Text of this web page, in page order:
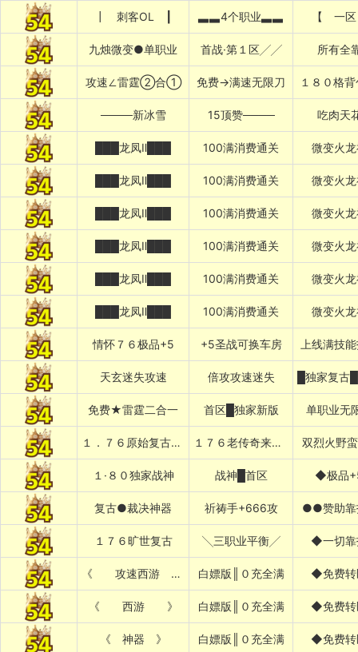
┃ 刺客OL ┃ ▃▃4个职业▃▃ 【 一
九烛微变●单职业 首战·第１区╱╱ 所有全
攻速∠雷霆②合① 免费→满速无限刀 １８０格
────新冰雪 15顶赞──── 吃肉天
███龙凤Ⅱ███ 100满消费通关 微变火
███龙凤Ⅱ███ 100满消费通关 微变火
███龙凤Ⅱ███ 100满消费通关 微变火
███龙凤Ⅱ███ 100满消费通关 微变火
███龙凤Ⅱ███ 100满消费通关 微变火
███龙凤Ⅱ███ 100满消费通关 微变火
情怀７６极品+5 +5圣战可换车房 上线满技
天玄迷失攻速 倍攻攻速迷失
免费★雷霆二合一 首区█独家新版 单职业无
１．７６原始复古███████ １７６老传奇来了████████ 双烈火野
１·８０独家战神 战神█首区 ◆极品
复古●裁决神器 祈祷手+666攻 ●●赞助
１７６旷世复古 ╲三职业平衡╱ ◆一切
《 攻速西游 》 白嫖版║０充全满 ◆免费
《 西游 》 白嫖版║０充全满 ◆免费
《 神器 》 白嫖版║０充全满 ◆免费